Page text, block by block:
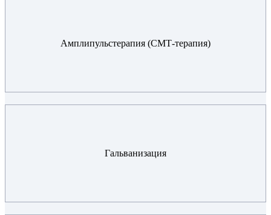
Амплипульстерапия (СМТ-терапия)
Гальванизация